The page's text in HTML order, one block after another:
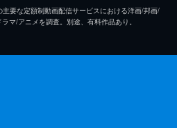
要な定額制動画配信サービスにおける洋画/邦画/
マ/アニメを調査。別途、有料作品あり。